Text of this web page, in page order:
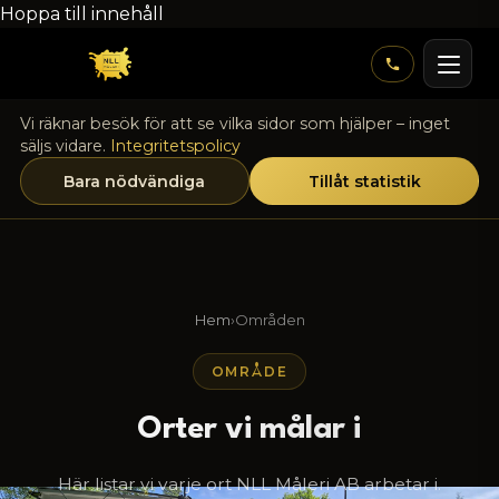
Hoppa till innehåll
Vi räknar besök för att se vilka sidor som hjälper – inget
säljs vidare. Integritetspolicy
Bara nödvändiga
Tillåt statistik
Hem›Områden
OMRÅDE
Orter vi målar i
Här listar vi varje ort NLL Måleri AB arbetar i.